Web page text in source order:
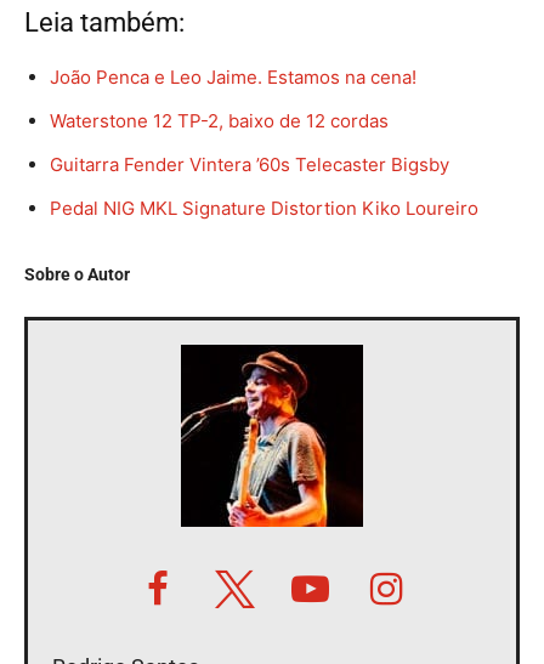
Leia também:
João Penca e Leo Jaime. Estamos na cena!
Waterstone 12 TP-2, baixo de 12 cordas
Guitarra Fender Vintera ’60s Telecaster Bigsby
Pedal NIG MKL Signature Distortion Kiko Loureiro
Sobre o Autor